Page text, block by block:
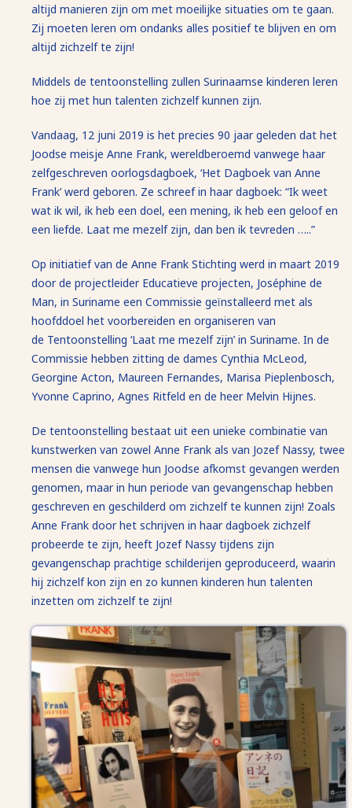
altijd manieren zijn om met moeilijke situaties om te gaan.
Zij moeten leren om ondanks alles positief te blijven en om
altijd zichzelf te zijn!
Middels de tentoonstelling zullen Surinaamse kinderen leren
hoe zij met hun talenten zichzelf kunnen zijn.
Vandaag, 12 juni 2019 is het precies 90 jaar geleden dat het
Joodse meisje Anne Frank, wereldberoemd vanwege haar
zelfgeschreven oorlogsdagboek, ‘Het Dagboek van Anne
Frank’ werd geboren. Ze schreef in haar dagboek: “Ik weet
wat ik wil, ik heb een doel, een mening, ik heb een geloof en
een liefde. Laat me mezelf zijn, dan ben ik tevreden …..”
Op initiatief van de Anne Frank Stichting werd in maart 2019
door de projectleider Educatieve projecten, Joséphine de
Man, in Suriname een Commissie geïnstalleerd met als
hoofddoel het voorbereiden en organiseren van
de Tentoonstelling ‘Laat me mezelf zijn’ in Suriname. In de
Commissie hebben zitting de dames Cynthia McLeod,
Georgine Acton, Maureen Fernandes, Marisa Pieplenbosch,
Yvonne Caprino, Agnes Ritfeld en de heer Melvin Hijnes.
De tentoonstelling bestaat uit een unieke combinatie van
kunstwerken van zowel Anne Frank als van Jozef Nassy, twee
mensen die vanwege hun Joodse afkomst gevangen werden
genomen, maar in hun periode van gevangenschap hebben
geschreven en geschilderd om zichzelf te kunnen zijn! Zoals
Anne Frank door het schrijven in haar dagboek zichzelf
probeerde te zijn, heeft Jozef Nassy tijdens zijn
gevangenschap prachtige schilderijen geproduceerd, waarin
hij zichzelf kon zijn en zo kunnen kinderen hun talenten
inzetten om zichzelf te zijn!